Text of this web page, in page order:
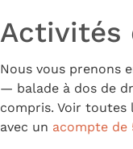
Activités
Nous vous prenons
— balade à dos de
compris. Voir
avec un acompte de